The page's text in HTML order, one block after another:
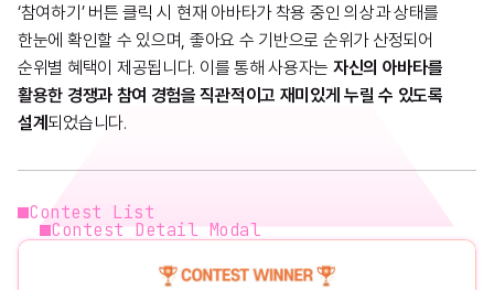
‘참여하기’ 버튼 클릭 시 현재 아바타가 착용 중인 의상과 상태를
한눈에 확인할 수 있으며, 좋아요 수 기반으로 순위가 산정되어
순위별 혜택이 제공됩니다. 이를 통해 사용자는 자신의 아바타를
활용한 경쟁과 참여 경험을 직관적이고 재미있게 누릴 수 있도록
설계 되었습니다.
Contest List
Contest Detail Modal